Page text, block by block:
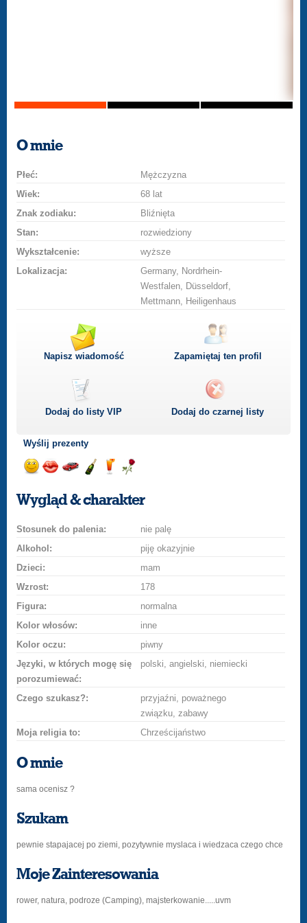
O mnie
Płeć:
Mężczyzna
Wiek:
68 lat
Znak zodiaku:
Bliźnięta
Stan:
rozwiedziony
Wykształcenie:
wyższe
Lokalizacja:
Germany, Nordrhein-
Westfalen, Düsseldorf,
Mettmann, Heiligenhaus
Napisz wiadomość Zapamiętaj ten profil
Dodaj do listyVIP Dodaj do czarnej listy
Wyślij prezenty
uśmiech
buziakasamochodem
szampana
drinka
różę
Wygląd & charakter
Stosunek do palenia:
nie palę
Alkohol:
piję okazyjnie
Dzieci:
mam
Wzrost:
178
Figura:
normalna
Kolor włosów:
inne
Kolor oczu:
piwny
Języki, w których mogę się
porozumiewać:
polski, angielski, niemiecki
Czego szukasz?:
przyjaźni, poważnego
związku, zabawy
Moja religia to:
Chrześcijaństwo
O mnie
sama ocenisz ?
Szukam
pewnie stapajacej po ziemi, pozytywnie myslaca i wiedzaca czego chce
Moje Zainteresowania
rower, natura, podroze (Camping), majsterkowanie.....uvm